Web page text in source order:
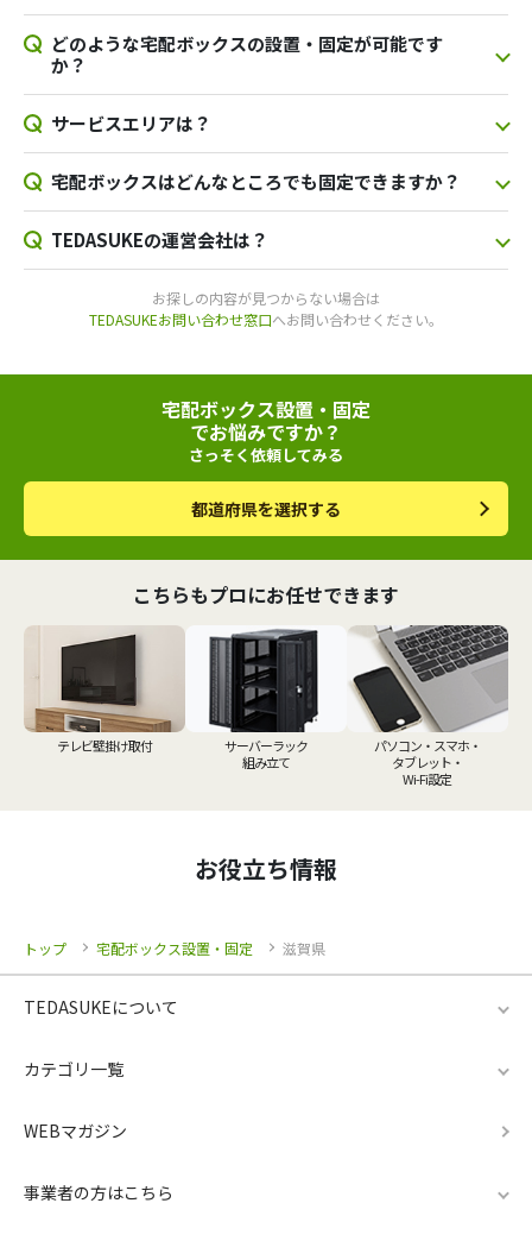
どのような宅配ボックスの設置・固定が可能です
か？
サービスエリアは？
宅配ボックスはどんなところでも固定できますか？
TEDASUKEの運営会社は？
お探しの内容が見つからない場合は
TEDASUKEお問い合わせ窓口へお問い合わせください。
宅配ボックス設置・固定
でお悩みですか？
さっそく依頼してみる
都道府県を選択する
こちらもプロにお任せできます
テレビ壁掛け取付
サーバーラック
組み立て
パソコン・スマホ・
タブレット・
Wi-Fi設定
お役立ち情報
トップ 宅配ボックス設置・固定 滋賀県
TEDASUKEについて
カテゴリ一覧
WEBマガジン
事業者の方はこちら